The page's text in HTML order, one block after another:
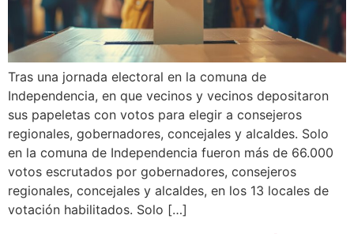
Tras una jornada electoral en la comuna de
Independencia, en que vecinos y vecinos depositaron
sus papeletas con votos para elegir a consejeros
regionales, gobernadores, concejales y alcaldes. Solo
en la comuna de Independencia fueron más de 66.000
votos escrutados por gobernadores, consejeros
regionales, concejales y alcaldes, en los 13 locales de
votación habilitados. Solo […]